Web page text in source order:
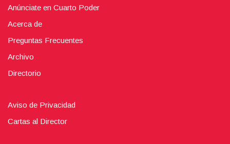
Anúnciate en Cuarto Poder
Acerca de
Preguntas Frecuentes
Archivo
Directorio
Aviso de Privacidad
Cartas al Director